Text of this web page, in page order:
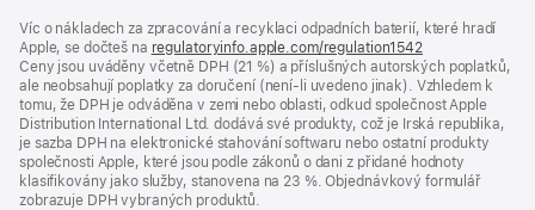
v novém
okně)
Víc o nákladech za zpracování a recyklaci odpadních baterií, které hradí
Apple, se dočteš na regulatoryinfo.apple.com/regulation1542(otevře
se
v novém
okně)
Ceny jsou uváděny včetně DPH (21 %) a příslušných autorských poplatků,
ale neobsahují poplatky za doručení (není-li uvedeno jinak). Vzhledem k
tomu, že DPH je odváděna v zemi nebo oblasti, odkud společnost Apple
Distribution International Ltd. dodává své produkty, což je Irská republika,
je sazba DPH na elektronické stahování softwaru nebo ostatní produkty
společnosti Apple, které jsou podle zákonů o dani z přidané hodnoty
klasifikovány jako služby, stanovena na 23 %. Objednávkový formulář
zobrazuje DPH vybraných produktů.